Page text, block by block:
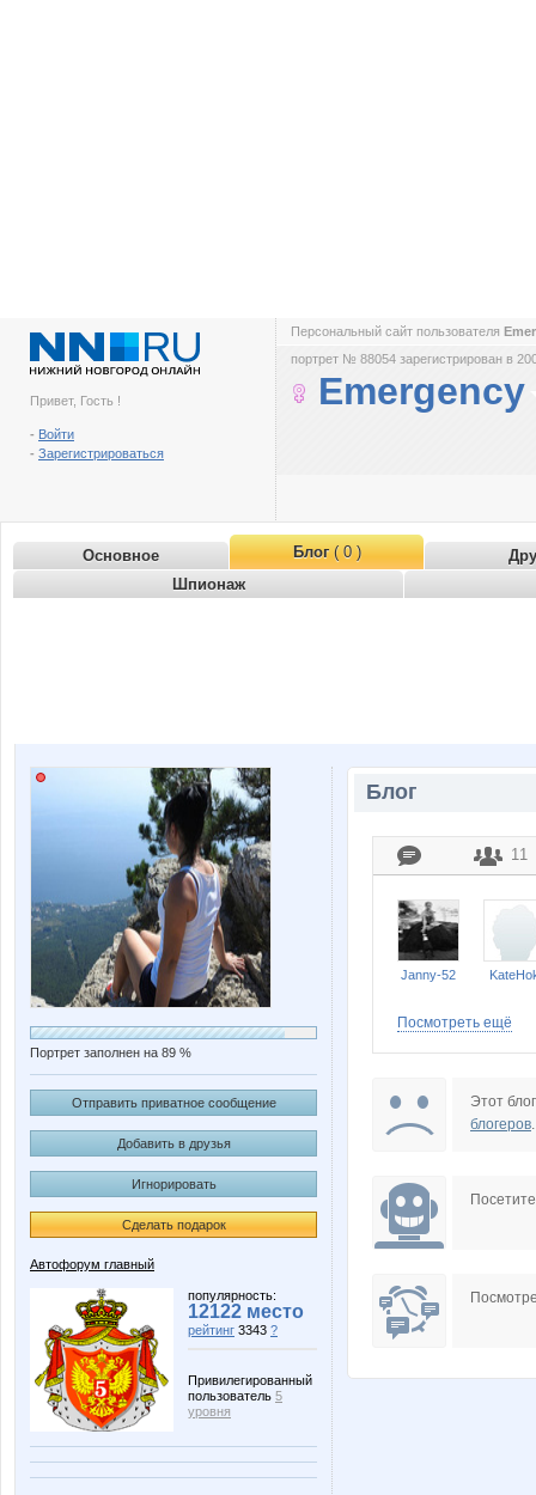
Привет, Гость !
- Войти
- Зарегистрироваться
Персональный сайт пользователя
портрет № 88054 зарегистрирован в
Emergency
Основное Блог( 0 )
Шпионаж
Портрет заполнен на 89 %
Отправить приватное сообщение
Добавить в друзья
Игнорировать
Сделать подарок
Автофорум главный
популярность:
12122 место
рейтинг 3343 ?
Привилегированный
пользователь 5
уровня
Блог
11
Janny-52
Лилямба
Тюня
Посмотреть ещё
Этот
блогеров.